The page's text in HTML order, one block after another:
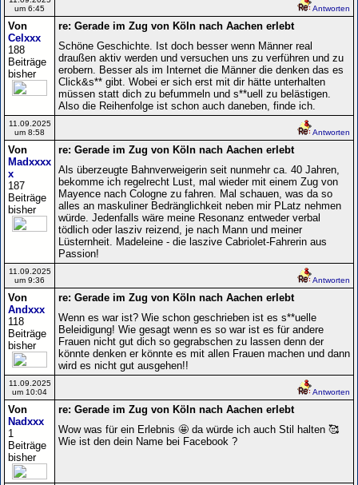
um 6:45
Antworten
Von
Celxxx
188
Beiträge
bisher
re: Gerade im Zug von Köln nach Aachen erlebt
Schöne Geschichte. Ist doch besser wenn Männer real
draußen aktiv werden und versuchen uns zu verführen und zu
erobern. Besser als im Internet die Männer die denken das es
Click&s** gibt. Wobei er sich erst mit dir hätte unterhalten
müssen statt dich zu befummeln und s**uell zu belästigen.
Also die Reihenfolge ist schon auch daneben, finde ich.
11.09.2025
um 8:58
Antworten
Von
Madxxxx
x
187
Beiträge
bisher
re: Gerade im Zug von Köln nach Aachen erlebt
Als überzeugte Bahnverweigerin seit nunmehr ca. 40 Jahren,
bekomme ich regelrecht Lust, mal wieder mit einem Zug von
Mayence nach Cologne zu fahren. Mal schauen, was da so
alles an maskuliner Bedränglichkeit neben mir PLatz nehmen
würde. Jedenfalls wäre meine Resonanz entweder verbal
tödlich oder lasziv reizend, je nach Mann und meiner
Lüsternheit. Madeleine - die laszive Cabriolet-Fahrerin aus
Passion!
11.09.2025
um 9:36
Antworten
Von
Andxxx
118
Beiträge
bisher
re: Gerade im Zug von Köln nach Aachen erlebt
Wenn es war ist? Wie schon geschrieben ist es s**uelle
Beleidigung! Wie gesagt wenn es so war ist es für andere
Frauen nicht gut dich so gegrabschen zu lassen denn der
könnte denken er könnte es mit allen Frauen machen und dann
wird es nicht gut ausgehen!!
11.09.2025
um 10:04
Antworten
Von
Nadxxx
1
Beiträge
bisher
re: Gerade im Zug von Köln nach Aachen erlebt
Wow was für ein Erlebnis 🤩 da würde ich auch Stil halten 🥰
Wie ist den dein Name bei Facebook ?